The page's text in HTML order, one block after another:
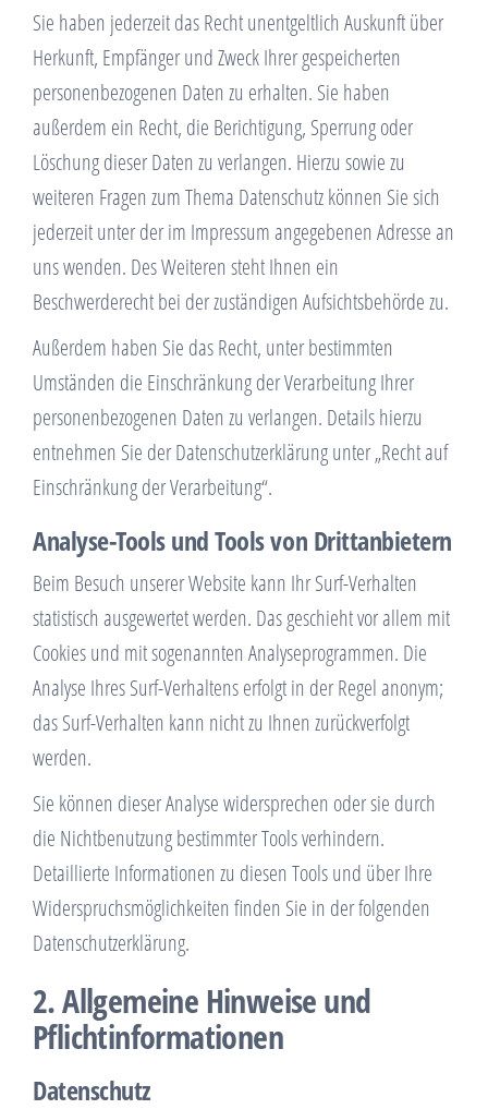
Sie haben jederzeit das Recht unentgeltlich Auskunft über
Herkunft, Empfänger und Zweck Ihrer gespeicherten
personenbezogenen Daten zu erhalten. Sie haben
außerdem ein Recht, die Berichtigung, Sperrung oder
Löschung dieser Daten zu verlangen. Hierzu sowie zu
weiteren Fragen zum Thema Datenschutz können Sie sich
jederzeit unter der im Impressum angegebenen Adresse an
uns wenden. Des Weiteren steht Ihnen ein
Beschwerderecht bei der zuständigen Aufsichtsbehörde zu.
Außerdem haben Sie das Recht, unter bestimmten
Umständen die Einschränkung der Verarbeitung Ihrer
personenbezogenen Daten zu verlangen. Details hierzu
entnehmen Sie der Datenschutzerklärung unter „Recht auf
Einschränkung der Verarbeitung“.
Analyse-Tools und Tools von Drittanbietern
Beim Besuch unserer Website kann Ihr Surf-Verhalten
statistisch ausgewertet werden. Das geschieht vor allem mit
Cookies und mit sogenannten Analyseprogrammen. Die
Analyse Ihres Surf-Verhaltens erfolgt in der Regel anonym;
das Surf-Verhalten kann nicht zu Ihnen zurückverfolgt
werden.
Sie können dieser Analyse widersprechen oder sie durch
die Nichtbenutzung bestimmter Tools verhindern.
Detaillierte Informationen zu diesen Tools und über Ihre
Widerspruchsmöglichkeiten finden Sie in der folgenden
Datenschutzerklärung.
2. Allgemeine Hinweise und
Pflichtinformationen
Datenschutz